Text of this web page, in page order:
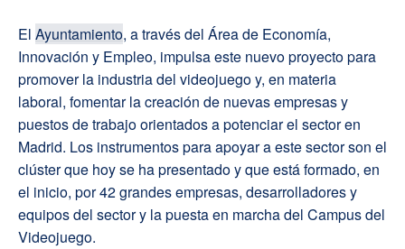
El Ayuntamiento, a través del Área de Economía,
Innovación y Empleo, impulsa este nuevo proyecto para
promover la industria del videojuego y, en materia
laboral, fomentar la creación de nuevas empresas y
puestos de trabajo orientados a potenciar el sector en
Madrid. Los instrumentos para apoyar a este sector son el
clúster que hoy se ha presentado y que está formado, en
el inicio, por 42 grandes empresas, desarrolladores y
equipos del sector y la puesta en marcha del Campus del
Videojuego.